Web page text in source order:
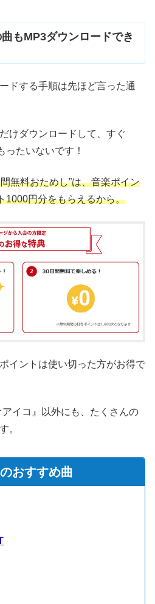
曲もMP3ダウンロードでき
ドする手順は先ほど言った通
けダウンロードして、すぐ
ったいないです！
無料おためし”は、音楽ポイン
1000円分をもらえるから。
イントは使い切った方がお得で
イコ』以外にも、たくさんの
。
おすすめ曲